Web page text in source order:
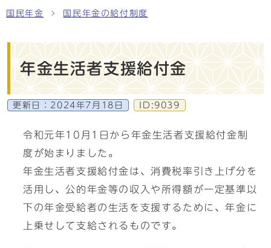
国民年金 国民年金の給付制度
年金生活者支援給付金
更新日： 2024年7月18日 ID:9039
令和元年10月1日から年金生活者支援給付金制
度が始まりました。
年金生活者支援給付金は、消費税率引き上げ分を
活用し、公的年金等の収入や所得額が一定基準以
下の年金受給者の生活を支援するために、年金に
上乗せして支給されるものです。